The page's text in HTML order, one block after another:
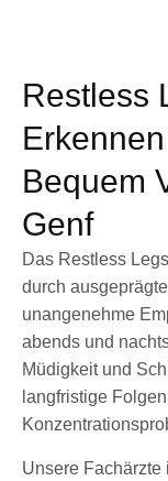
Restless
Bequem
Genf
Das Restless
durch
unangenehme
abends und
Müdigkeit und
langfristige
Unsere Fachärzte